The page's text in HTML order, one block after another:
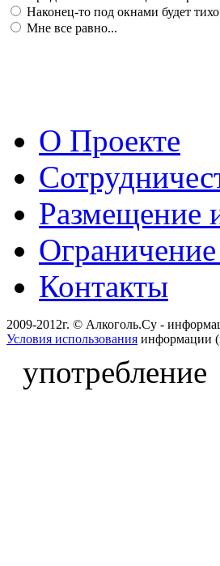
Наконец-то под окнами будет
Мне все равно...
О Проекте
Размещение
Ограничение
Контакты
2009-2012г. © Алкоголь.Су -
Условия использования информации